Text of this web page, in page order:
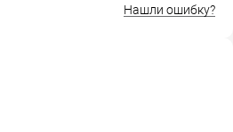
Нашли ошибку?